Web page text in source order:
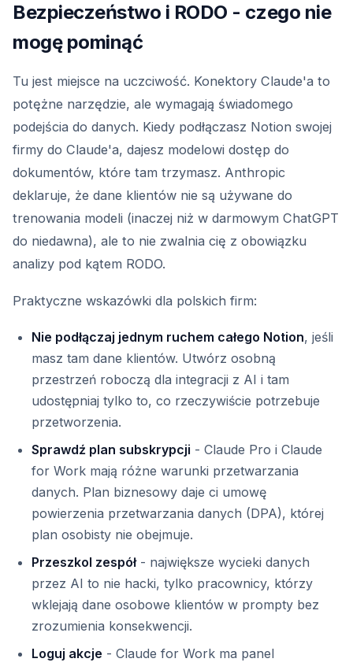
Bezpieczeństwo i RODO - czego nie
mogę pominąć
Tu jest miejsce na uczciwość. Konektory Claude'a to
potężne narzędzie, ale wymagają świadomego
podejścia do danych. Kiedy podłączasz Notion swojej
firmy do Claude'a, dajesz modelowi dostęp do
dokumentów, które tam trzymasz. Anthropic
deklaruje, że dane klientów nie są używane do
trenowania modeli (inaczej niż w darmowym ChatGPT
do niedawna), ale to nie zwalnia cię z obowiązku
analizy pod kątem RODO.
Praktyczne wskazówki dla polskich firm:
Nie podłączaj jednym ruchem całego Notion, jeśli
masz tam dane klientów. Utwórz osobną
przestrzeń roboczą dla integracji z AI i tam
udostępniaj tylko to, co rzeczywiście potrzebuje
przetworzenia.
Sprawdź plan subskrypcji - Claude Pro i Claude
for Work mają różne warunki przetwarzania
danych. Plan biznesowy daje ci umowę
powierzenia przetwarzania danych (DPA), której
plan osobisty nie obejmuje.
Przeszkol zespół- największe wycieki danych
przez AI to nie hacki, tylko pracownicy, którzy
wklejają dane osobowe klientów w prompty bez
zrozumienia konsekwencji.
Loguj akcje - Claude for Work ma panel